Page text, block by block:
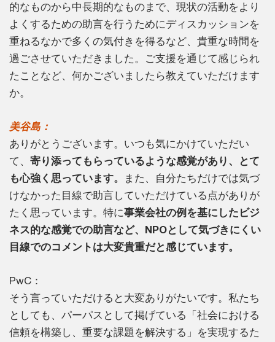
的なものから中長期的なものまで、現状の活動をより
よくするための助言を行うためにディスカッションを
重ねるなかで多くの気付きを得るなど、貴重な時間を
過ごさせていただきました。ご支援を通じて感じられ
たことなど、何かございましたら教えていただけます
か。
美谷島：
ありがとうございます。いつも気にかけていただい
て、 寄り添ってもらっているような感覚があり、とて
も心強く思っています。
また、自分たちだけでは気づ
けなかった目線で助言していただけている点がありが
たく思っています。特に事業会社の例を基にしたビジ
ネス的な感覚での助言など、NPOとして気づきにくい
目線でのコメントは大変貴重だと感じています。
PwC：
そう言っていただけると大変ありがたいです。私たち
としても、パーパスとして掲げている「社会における
信頼を構築し、重要な課題を解決する」を実現するた